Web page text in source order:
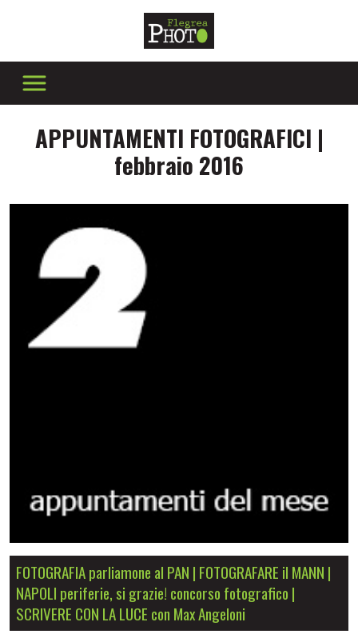
APPUNTAMENTI FOTOGRAFICI |
febbraio 2016
FOTOGRAFIA parliamone al PAN | FOTOGRAFARE il MANN |
NAPOLI periferie, si grazie! concorso fotografico |
SCRIVERE CON LA LUCE con Max Angeloni